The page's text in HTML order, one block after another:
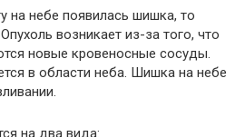
на небе появилась шишка, то
возникает из-за того, что
новые кровеносные сосуды.
в области неба. Шишка на небе
на два вида: